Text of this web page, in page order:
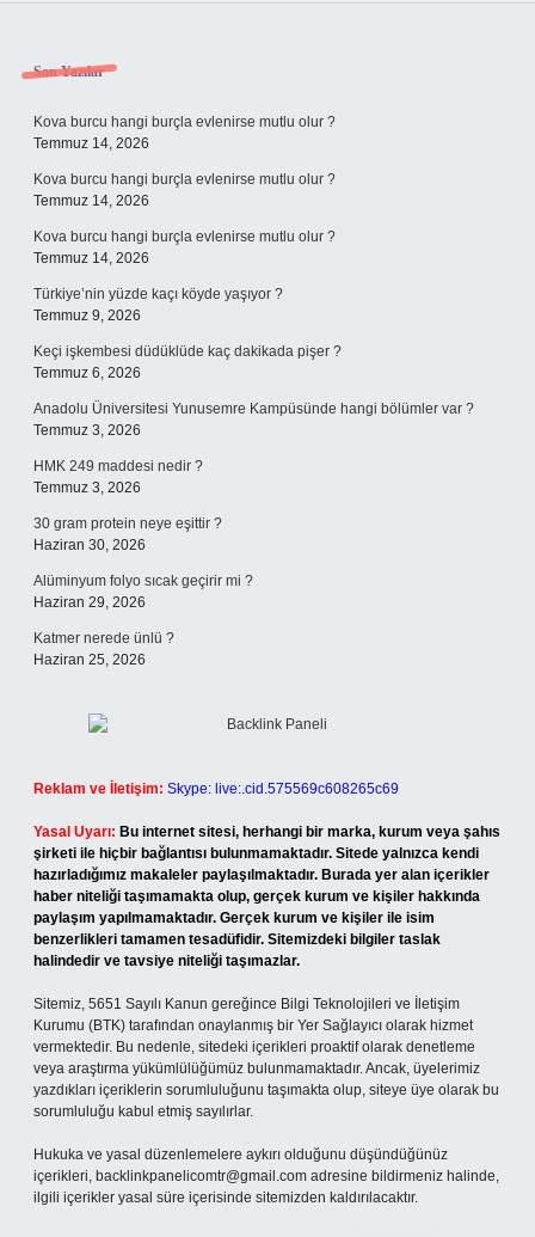
Sidebar
Son Yazılar
Kova burcu hangi burçla evlenirse mutlu olur ?
Temmuz 14, 2026
Kova burcu hangi burçla evlenirse mutlu olur ?
Temmuz 14, 2026
Kova burcu hangi burçla evlenirse mutlu olur ?
Temmuz 14, 2026
Türkiye’nin yüzde kaçı köyde yaşıyor ?
Temmuz 9, 2026
Keçi işkembesi düdüklüde kaç dakikada pişer ?
Temmuz 6, 2026
Anadolu Üniversitesi Yunusemre Kampüsünde hangi bölümler var ?
Temmuz 3, 2026
HMK 249 maddesi nedir ?
Temmuz 3, 2026
30 gram protein neye eşittir ?
Haziran 30, 2026
Alüminyum folyo sıcak geçirir mi ?
Haziran 29, 2026
Katmer nerede ünlü ?
Haziran 25, 2026
Reklam ve İletişim: Skype: live:.cid.575569c608265c69
Yasal Uyarı: Bu internet sitesi, herhangi bir marka, kurum veya şahıs
şirketi ile hiçbir bağlantısı bulunmamaktadır. Sitede yalnızca kendi
hazırladığımız makaleler paylaşılmaktadır. Burada yer alan içerikler
haber niteliği taşımamakta olup, gerçek kurum ve kişiler hakkında
paylaşım yapılmamaktadır. Gerçek kurum ve kişiler ile isim
benzerlikleri tamamen tesadüfidir. Sitemizdeki bilgiler taslak
halindedir ve tavsiye niteliği taşımazlar.
Sitemiz, 5651 Sayılı Kanun gereğince Bilgi Teknolojileri ve İletişim
Kurumu (BTK) tarafından onaylanmış bir Yer Sağlayıcı olarak hizmet
vermektedir. Bu nedenle, sitedeki içerikleri proaktif olarak denetleme
veya araştırma yükümlülüğümüz bulunmamaktadır. Ancak, üyelerimiz
yazdıkları içeriklerin sorumluluğunu taşımakta olup, siteye üye olarak bu
sorumluluğu kabul etmiş sayılırlar.
Hukuka ve yasal düzenlemelere aykırı olduğunu düşündüğünüz
içerikleri, backlinkpanelicomtr@gmail.com adresine bildirmeniz halinde,
ilgili içerikler yasal süre içerisinde sitemizden kaldırılacaktır.